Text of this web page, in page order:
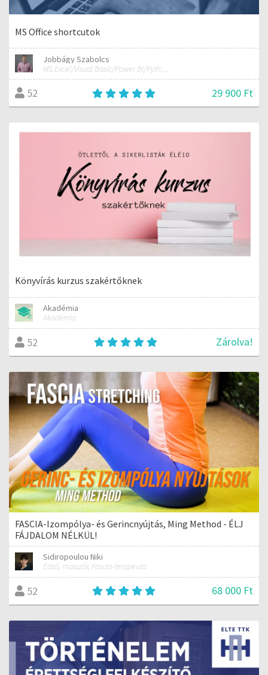
MS Office shortcutok
Jobbágy Szabolcs
MS Excel/Visual Basic/Power BI/Python adatelemzési szakértő
52 29 900 Ft
Könyvírás kurzus szakértőknek
Akadémia
Akadémia
52 Zárolva!
FASCIA-Izompólya- és Gerincnyújtás, Ming Method - ÉLJ
FÁJDALOM NÉLKÜL!
Sidiropoulou Niki
Edző, masszőr, Fascia-terapeuta
52 68 000 Ft